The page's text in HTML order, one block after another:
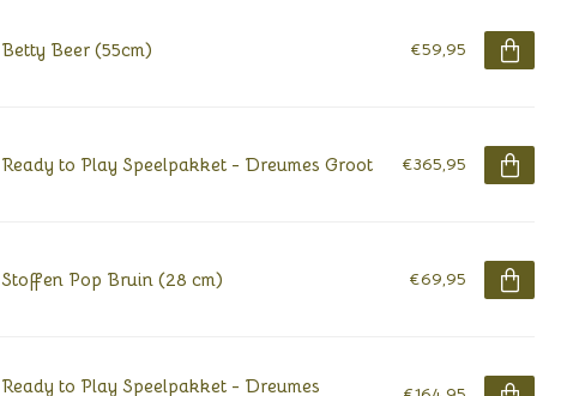
Betty Beer (55cm) €59,95
Ready to Play Speelpakket - Dreumes Groot €365,95
Stoffen Pop Bruin (28 cm) €69,95
Ready to Play Speelpakket - Dreumes